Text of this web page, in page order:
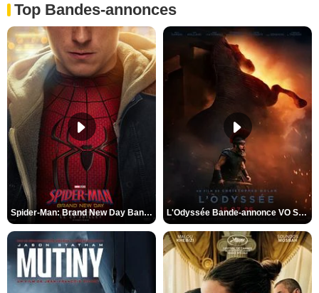
Top Bandes-annonces
Spider-Man: Brand New Day Bande-annonce VO STFR L'Odyssée Bande-annonce VO STFR